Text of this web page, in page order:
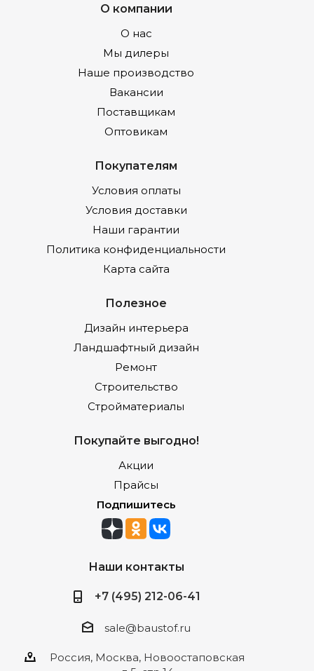
О компании
О нас
Мы дилеры
Наше производство
Вакансии
Поставщикам
Оптовикам
Покупателям
Условия оплаты
Условия доставки
Наши гарантии
Политика конфиденциальности
Карта сайта
Полезное
Дизайн интерьера
Ландшафтный дизайн
Ремонт
Строительство
Стройматериалы
Покупайте выгодно!
Акции
Прайсы
Подпишитесь
Наши контакты
+7 (495) 212-06-41
sale@baustof.ru
Россия, Москва, Новоостаповская